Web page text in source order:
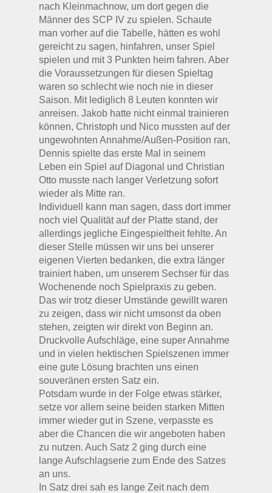
nach Kleinmachnow, um dort gegen die
Männer des SCP IV zu spielen. Schaute
man vorher auf die Tabelle, hätten es wohl
gereicht zu sagen, hinfahren, unser Spiel
spielen und mit 3 Punkten heim fahren. Aber
die Voraussetzungen für diesen Spieltag
waren so schlecht wie noch nie in dieser
Saison. Mit lediglich 8 Leuten konnten wir
anreisen. Jakob hatte nicht einmal trainieren
können, Christoph und Nico mussten auf der
ungewohnten Annahme/Außen-Position ran,
Dennis spielte das erste Mal in seinem
Leben ein Spiel auf Diagonal und Christian
Otto musste nach langer Verletzung sofort
wieder als Mitte ran.
Individuell kann man sagen, dass dort immer
noch viel Qualität auf der Platte stand, der
allerdings jegliche Eingespieltheit fehlte. An
dieser Stelle müssen wir uns bei unserer
eigenen Vierten bedanken, die extra länger
trainiert haben, um unserem Sechser für das
Wochenende noch Spielpraxis zu geben.
Das wir trotz dieser Umstände gewillt waren
zu zeigen, dass wir nicht umsonst da oben
stehen, zeigten wir direkt von Beginn an.
Druckvolle Aufschläge, eine super Annahme
und in vielen hektischen Spielszenen immer
eine gute Lösung brachten uns einen
souveränen ersten Satz ein.
Potsdam wurde in der Folge etwas stärker,
setze vor allem seine beiden starken Mitten
immer wieder gut in Szene, verpasste es
aber die Chancen die wir angeboten haben
zu nutzen. Auch Satz 2 ging durch eine
lange Aufschlagserie zum Ende des Satzes
an uns.
In Satz drei sah es lange Zeit nach dem